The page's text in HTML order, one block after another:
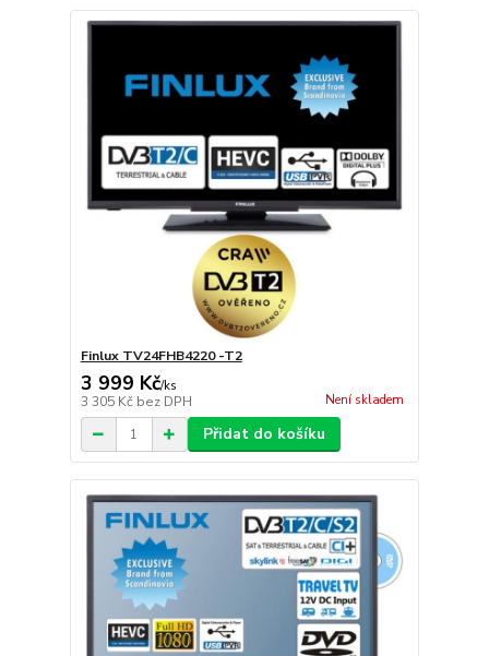
Finlux TV24FHB4220 -T2
3 999 Kč/ks
3 305 Kč bez DPH Není skladem
Přidat do košíku